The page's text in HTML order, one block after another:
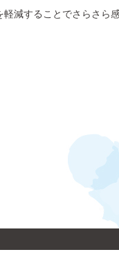
減することでさらさら感